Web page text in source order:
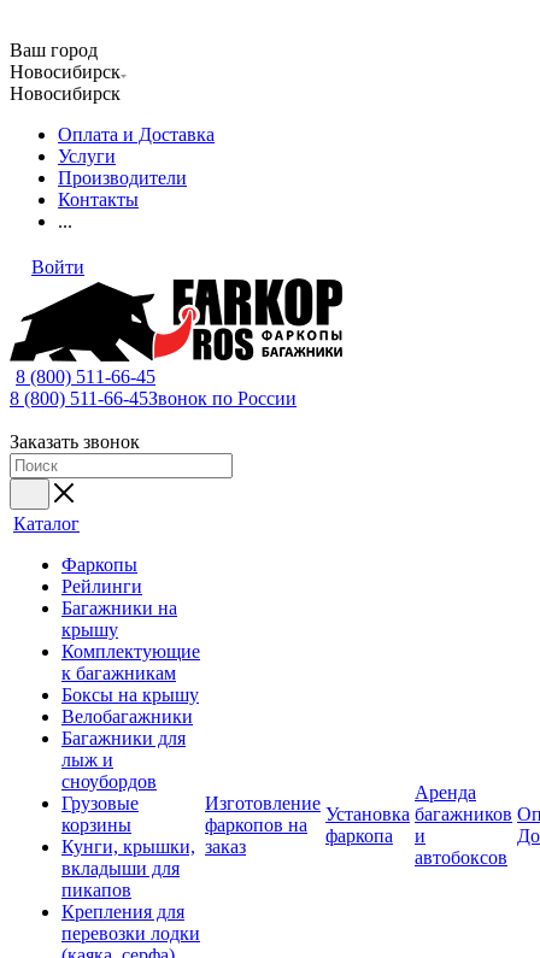
Ваш город
Новосибирск
Новосибирск
Оплата и Доставка
Услуги
Производители
Контакты
...
Войти
8 (800) 511-66-45
8 (800) 511-66-45Звонок по России
Заказать звонок
Каталог
Фаркопы
Рейлинги
Багажники на
крышу
Комплектующие
к багажникам
Боксы на крышу
Велобагажники
Багажники для
лыж и
сноубордов
Грузовые
корзины
Кунги, крышки,
вкладыши для
пикапов
Крепления для
перевозки лодки
Изготовление
фаркопов на
заказ
Установка
фаркопа
Аренда
багажников
и
автобоксов